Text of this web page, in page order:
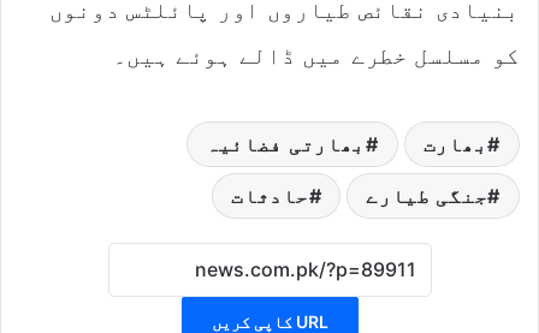
بنیادی نقائص طیاروں اور پائلٹس دونوں
کو مسلسل خطرے میں ڈالے ہوئے ہیں۔
بھارت بھارتی فضائیہ
جنگی طیارے حادثات
URL کاپی کریں